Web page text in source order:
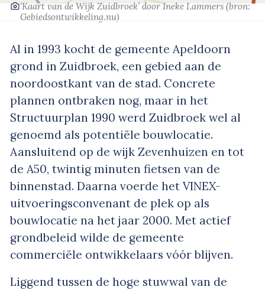
‘Kaart van de Wijk Zuidbroek’ door Ineke Lammers (bron:
Gebiedsontwikkeling.nu)
Al in 1993 kocht de gemeente Apeldoorn
grond in Zuidbroek, een gebied aan de
noordoostkant van de stad. Concrete
plannen ontbraken nog, maar in het
Structuurplan 1990 werd Zuidbroek wel al
genoemd als potentiële bouwlocatie.
Aansluitend op de wijk Zevenhuizen en tot
de A50, twintig minuten fietsen van de
binnenstad. Daarna voerde het VINEX-
uitvoeringsconvenant de plek op als
bouwlocatie na het jaar 2000. Met actief
grondbeleid wilde de gemeente
commerciële ontwikkelaars vóór blijven.
Liggend tussen de hoge stuwwal van de